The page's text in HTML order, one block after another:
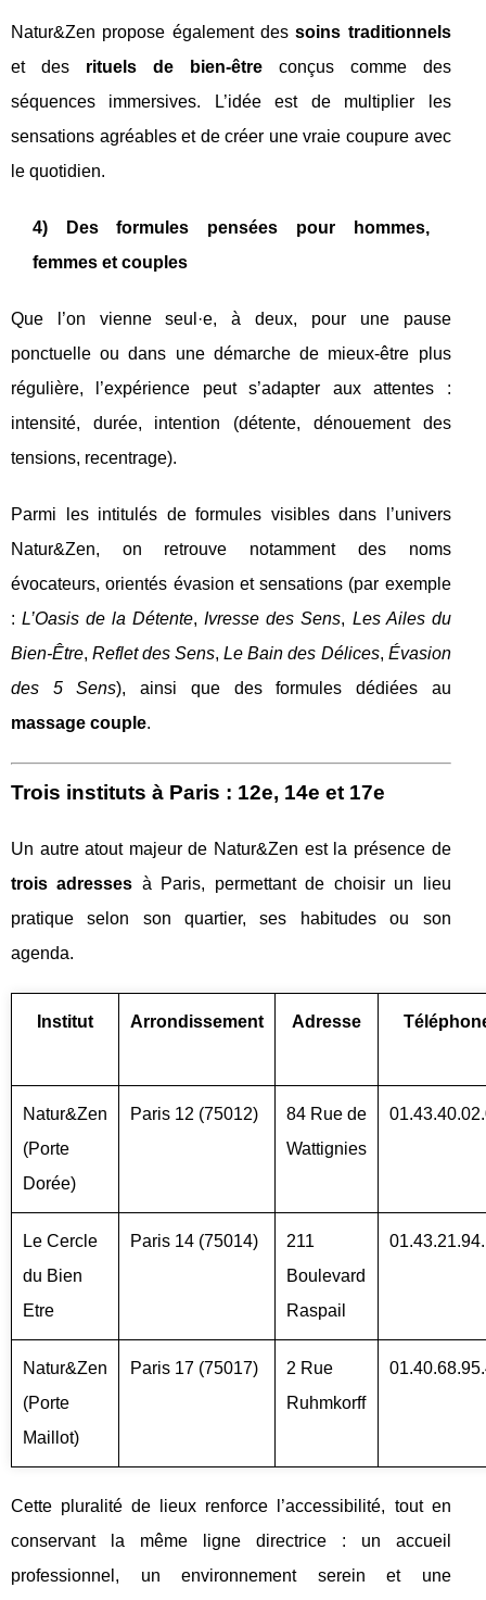
Natur&Zen propose également dessoins traditionnels
et des rituels de bien-êtreconçus comme des
séquences immersives. L’idée est de multiplier les
sensations agréables et de créer une vraie coupure avec
le quotidien.
4) Des formules pensées pour hommes,
femmes et couples
Que l’on vienne seul·e, à deux, pour une pause
ponctuelle ou dans une démarche de mieux-être plus
régulière, l’expérience peut s’adapter aux attentes :
intensité, durée, intention (détente, dénouement des
tensions, recentrage).
Parmi les intitulés de formules visibles dans l’univers
Natur&Zen, on retrouve notamment des noms
évocateurs, orientés évasion et sensations (par exemple
:L’Oasis de la Détente,Ivresse des Sens, Les Ailes du
Bien-Être,Reflet des Sens,Le Bain des Délices, Évasion
des 5 Sens), ainsi que des formules dédiées au
massage couple.
Trois instituts à Paris : 12e, 14e et 17e
Un autre atout majeur de Natur&Zen est la présence de
trois adresses à Paris, permettant de choisir un lieu
pratique selon son quartier, ses habitudes ou son
agenda.
Institut Arrondissement Adresse
Natur&Zen
(Porte
Dorée)
Paris 12 (75012)
84 Rue de
Wattignies
Le Cercle
du Bien
Etre
Paris 14 (75014)
211
Boulevard
Raspail
Natur&Zen
(Porte
Maillot)
Paris 17 (75017)
2 Rue
Ruhmkorff
Cette pluralité de lieux renforce l’accessibilité, tout en
conservant la même ligne directrice : un accueil
professionnel, un environnement serein et une